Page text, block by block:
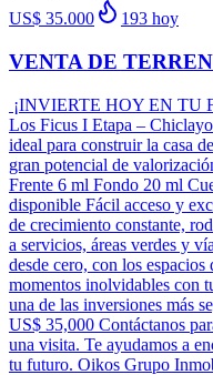
US$ 35.000 193 hoy
VENTA DE
¡INVIERTE HOY EN TU
Los Ficus I Etapa –
ideal para construir la casa
gran potencial de
Frente 6 ml Fondo 20 ml
disponible Fácil acceso y
de crecimiento constante,
a servicios, áreas verdes y
desde cero, con los
momentos inolvidables con
una de las inversiones más
US$ 35,000 Contáctanos
una visita. Te ayudamos a
tu futuro. Oikos Grupo